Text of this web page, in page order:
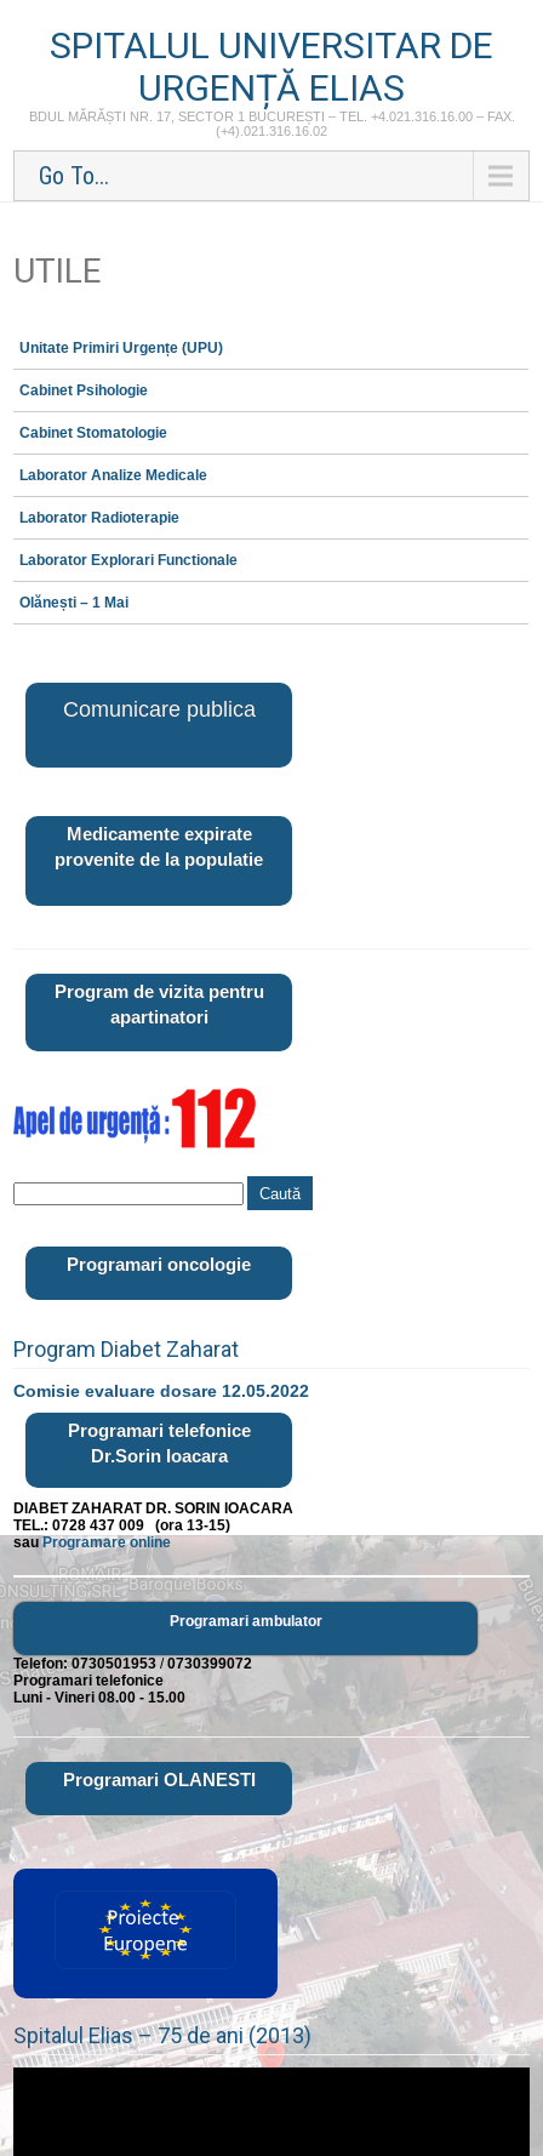
SPITALUL UNIVERSITAR DE
URGENȚĂ ELIAS
BDUL MĂRĂȘTI NR. 17, SECTOR 1 BUCUREȘTI – TEL. +4.021.316.16.00 – FAX.
(+4).021.316.16.02
Go To...
UTILE
Unitate Primiri Urgențe (UPU)
Cabinet Psihologie
Cabinet Stomatologie
Laborator Analize Medicale
Laborator Radioterapie
Laborator Explorari Functionale
Olănești – 1 Mai
Comunicare publica
Medicamente expirate
provenite de la populatie
Program de vizita pentru
apartinatori
Programari oncologie
Program Diabet Zaharat
Comisie evaluare dosare 12.05.2022
Programari telefonice
Dr.Sorin Ioacara
DIABET ZAHARAT DR. SORIN IOACARA
TEL.: 0728 437 009 (ora 13-15)
sauProgramare online
Programari ambulator
Telefon:0730501953 /0730399072
Programari telefonice
Luni - Vineri 08.00 - 15.00
Programari OLANESTI
Spitalul Elias – 75 de ani (2013)
video